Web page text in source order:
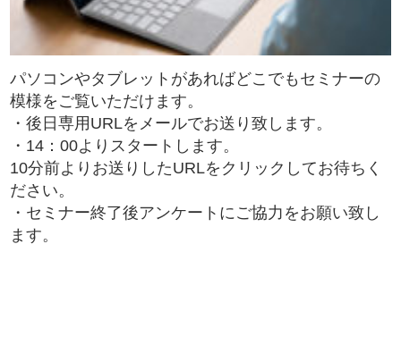
パソコンやタブレットがあればどこでもセミナーの
模様をご覧いただけます。
・後日専用URLをメールでお送り致します。
・14：00よりスタートします。
10分前よりお送りしたURLをクリックしてお待ちく
ださい。
・セミナー終了後アンケートにご協力をお願い致し
ます。